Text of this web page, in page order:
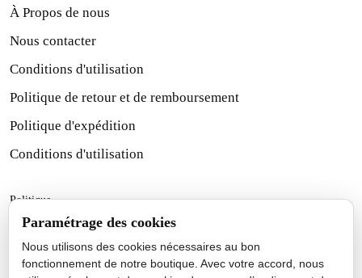
À Propos de nous
Nous contacter
Conditions d'utilisation
Politique de retour et de remboursement
Politique d'expédition
Conditions d'utilisation
Politique
Politique d'expédition
Politique de retour et de remboursement
Paramétrage des cookies
Nous utilisons des cookies nécessaires au bon
fonctionnement de notre boutique. Avec votre accord, nous